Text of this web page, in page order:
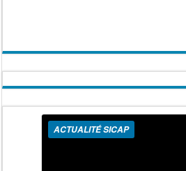
ACTUALITÉ SICAP